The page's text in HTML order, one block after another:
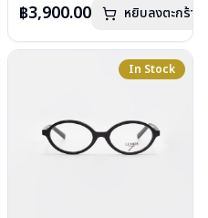
เลนส์ : Demo Lens
น้ำหนัก : 29 กรัม
อุปกรณ์ : กล่องแว่น , ผ้าเช็ดแว่น
กรุณาติดต่อเราคลิก
฿3,900.00 หยิบลงตะกร้า
In Stock